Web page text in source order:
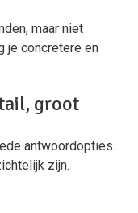
maar niet
je concretere en
groot
antwoordopties.
zijn.